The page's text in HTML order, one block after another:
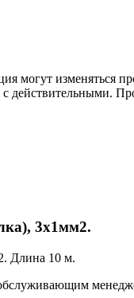
могут изменяться
действительными.
3х1мм2.
Длина 10 м.
обслуживающим